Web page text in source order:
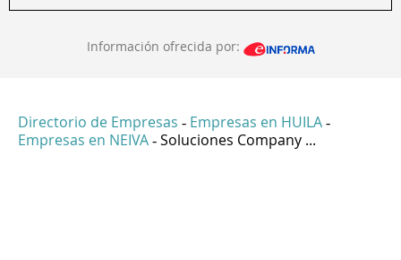
Información ofrecida por:
Directorio de Empresas - Empresas en HUILA -
Empresas en NEIVA - Soluciones Company ...